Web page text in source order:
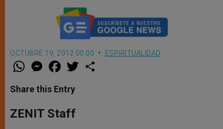
OCTUBRE 19, 2012 00:00 ESPIRITUALIDAD
W
t
s
p
p
M
e
s
e
g
e
F
a
e
b
o
k
w
Share this Entry
ZENIT Staff